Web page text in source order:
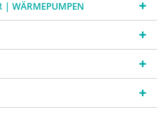
| WÄRMEPUMPEN